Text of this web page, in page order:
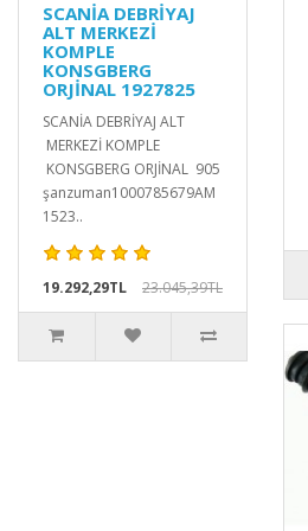
SCANİA DEBRİYAJ
ALT MERKEZİ
KOMPLE
KONSGBERG
ORJİNAL 1927825
SCANİA DEBRİYAJ ALT
MERKEZİ KOMPLE
KONSGBERG ORJİNAL 905
şanzuman1000785679AM
1523..
19.292,29TL 23.045,39TL